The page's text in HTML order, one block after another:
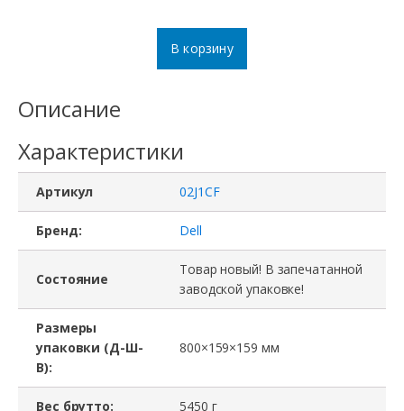
В корзину
Описание
Характеристики
Артикул 02J1CF
Бренд: Dell
Состояние
Товар новый! В запечатанной
заводской упаковке!
Размеры
упаковки (Д-Ш-
В):
800×159×159 мм
Вес брутто: 5450 г